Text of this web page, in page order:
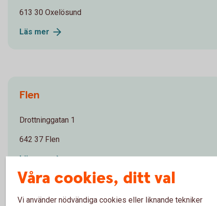
613 30 Oxelösund
Läs mer
Flen
Drottninggatan 1
642 37 Flen
Läsmer
Våra cookies, ditt val
Vi använder nödvändiga cookies eller liknande tekniker